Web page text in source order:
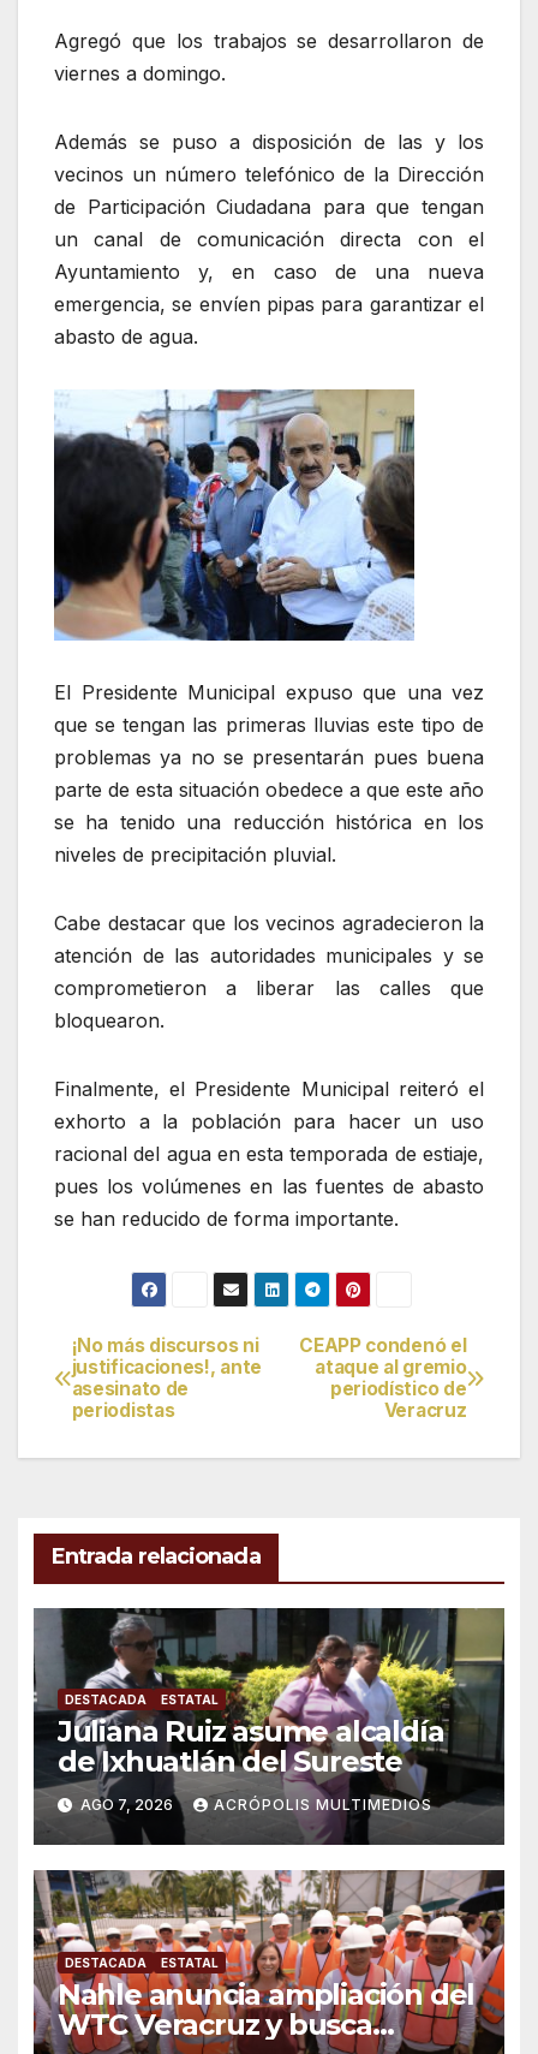
Agregó que los trabajos se desarrollaron de
viernes a domingo.
Además se puso a disposición de las y los
vecinos un número telefónico de la Dirección
de Participación Ciudadana para que tengan
un canal de comunicación directa con el
Ayuntamiento y, en caso de una nueva
emergencia, se envíen pipas para garantizar el
abasto de agua.
El Presidente Municipal expuso que una vez
que se tengan las primeras lluvias este tipo de
problemas ya no se presentarán pues buena
parte de esta situación obedece a que este año
se ha tenido una reducción histórica en los
niveles de precipitación pluvial.
Cabe destacar que los vecinos agradecieron la
atención de las autoridades municipales y se
comprometieron a liberar las calles que
bloquearon.
Finalmente, el Presidente Municipal reiteró el
exhorto a la población para hacer un uso
racional del agua en esta temporada de estiaje,
pues los volúmenes en las fuentes de abasto
se han reducido de forma importante.
Navegación
de
entradas
CEAPP condenó el
ataque al gremio
periodístico de
Veracruz
¡No más discursos ni
justificaciones!, ante
asesinato de
periodistas
Entrada relacionada
DESTACADA ESTATAL
Juliana Ruiz asume alcaldía
de Ixhuatlán del Sureste
AGO 7, 2026 ACRÓPOLIS MULTIMEDIOS
DESTACADA ESTATAL
Nahle anuncia ampliación del
WTC Veracruz y busca